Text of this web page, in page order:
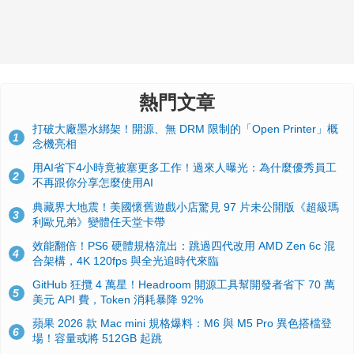
熱門文章
1
打破大廠墨水綁架！開源、無 DRM 限制的「Open Printer」概
念機亮相
2
用AI省下4小時竟被塞更多工作！過來人曝光：為什麼優秀員工
不再跟你分享怎麼使用AI
3
典藏界大地震！美國懷舊遊戲小店驚見 97 片未公開版《超級瑪
利歐兄弟》變體任天堂卡帶
4
效能翻倍！PS6 硬體規格流出：跳過四代改用 AMD Zen 6c 混
合架構，4K 120fps 與全光追時代來臨
5
GitHub 狂攬 4 萬星！Headroom 開源工具幫開發者省下 70 萬
美元 API 費，Token 消耗暴降 92%
6
蘋果 2026 款 Mac mini 規格爆料：M6 與 M5 Pro 異色搭檔登
場！容量或將 512GB 起跳